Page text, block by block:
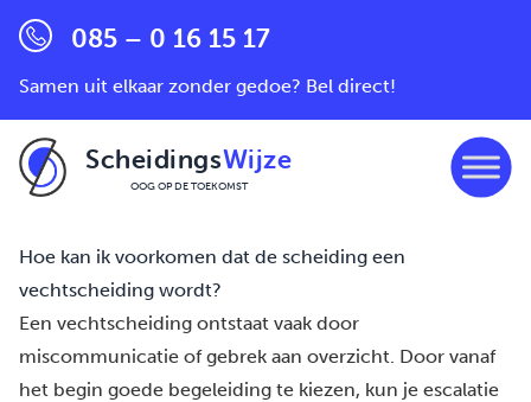
085 – 0 16 15 17
Samen uit elkaar zonder gedoe? Bel direct!
ScheidingsWijze
OOG OP DE TOEKOMST
Hoe kan ik voorkomen dat de scheiding een
vechtscheiding wordt?
Een vechtscheiding ontstaat vaak door
miscommunicatie of gebrek aan overzicht. Door vanaf
het begin goede begeleiding te kiezen, kun je escalatie